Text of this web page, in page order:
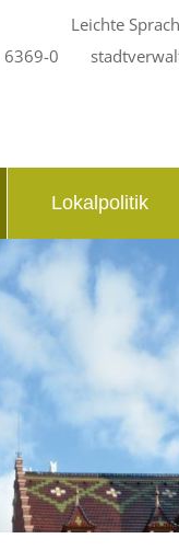
0
Leichte
Lokalpolitik